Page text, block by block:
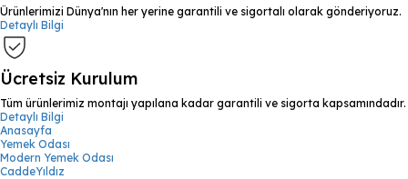
Ürünlerimizi Dünya'nın her yerine garantili ve sigortalı olarak gönderiyoruz.
Detaylı Bilgi
Ücretsiz Kurulum
Tüm ürünlerimiz montajı yapılana kadar garantili ve sigorta kapsamındadır.
Detaylı Bilgi
Anasayfa
Yemek Odası
Modern Yemek Odası
CaddeYıldız